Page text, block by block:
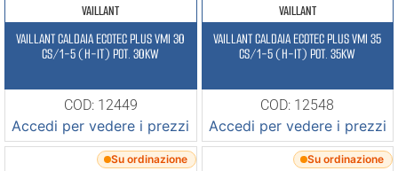
VAILLANT
VAILLANT CALDAIA ECOTEC PLUS VMI 30
CS/1-5 (H-IT) POT. 30KW
COD: 12449
Accedi per vedere i prezzi
VAILLANT
VAILLANT CALDAIA ECOTEC PLUS VMI 35
CS/1-5 (H-IT) POT. 35KW
COD: 12548
Accedi per vedere i prezzi
Su ordinazione Su ordinazione